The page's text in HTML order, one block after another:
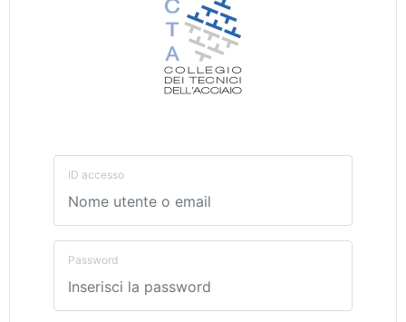
ID accesso
Password